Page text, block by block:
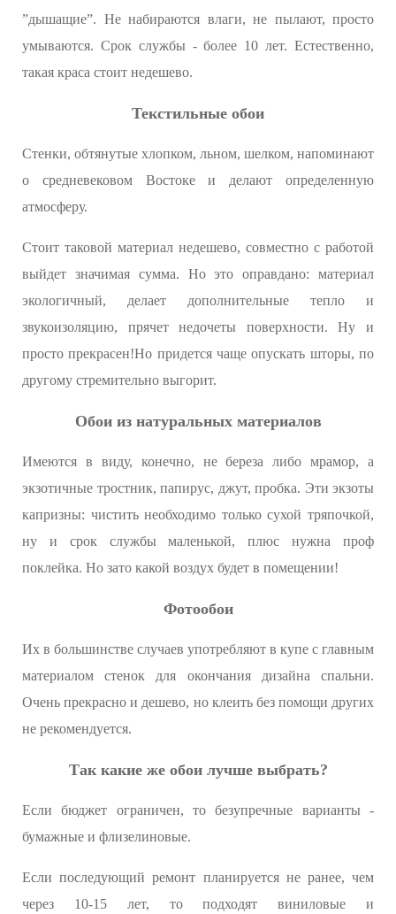
”дышащие”. Не набираются влаги, не пылают, просто
умываются. Срок службы - более 10 лет. Естественно,
такая краса стоит недешево.
Текстильные обои
Стенки, обтянутые хлопком, льном, шелком, напоминают
о средневековом Востоке и делают определенную
атмосферу.
Стоит таковой материал недешево, совместно с работой
выйдет значимая сумма. Но это оправдано: материал
экологичный, делает дополнительные тепло и
звукоизоляцию, прячет недочеты поверхности. Ну и
просто прекрасен!Но придется чаще опускать шторы, по
другому стремительно выгорит.
Обои из натуральных материалов
Имеются в виду, конечно, не береза либо мрамор, а
экзотичные тростник, папирус, джут, пробка. Эти экзоты
капризны: чистить необходимо только сухой тряпочкой,
ну и срок службы маленькой, плюс нужна проф
поклейка. Но зато какой воздух будет в помещении!
Фотообои
Их в большинстве случаев употребляют в купе с главным
материалом стенок для окончания дизайна спальни.
Очень прекрасно и дешево, но клеить без помощи других
не рекомендуется.
Так какие же обои лучше выбрать?
Если бюджет ограничен, то безупречные варианты -
бумажные и флизелиновые.
Если последующий ремонт планируется не ранее, чем
через 10-15 лет, то подходят виниловые и